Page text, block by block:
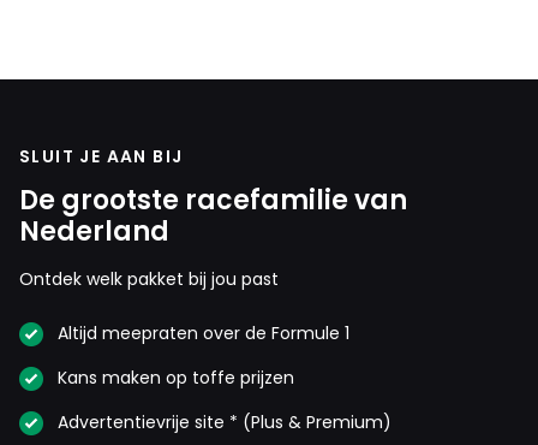
SLUIT JE AAN BIJ
De grootste racefamilie van
Nederland
Ontdek welk pakket bij jou past
Altijd meepraten over de Formule 1
Kans maken op toffe prijzen
Advertentievrije site * (Plus & Premium)